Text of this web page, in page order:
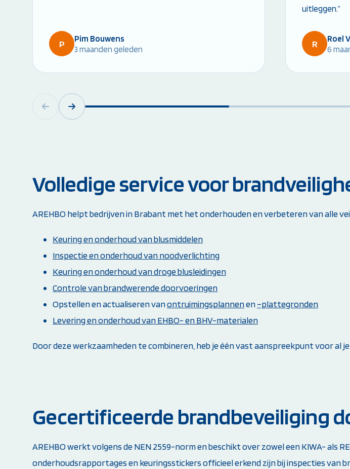
P
Pim Bouwens
3 maanden geleden
uitleggen.”
R
Roel
6
Volledige service voor
AREHBO helpt bedrijven in Brabant met het onderhouden en verbeteren van alle
Keuring en onderhoud van blusmiddelen
Inspectie en onderhoud van noodverlichting
Keuring en onderhoud van droge blusleidingen
Controle van brandwerende doorvoeringen
Opstellen en actualiseren vanontruimingsplannenen–plattegronden
Levering en onderhoud van EHBO- en BHV-materialen
Door deze werkzaamheden te combineren, heb je één vast aanspreekpunt voor al
Gecertificeerde brandbeveiliging
AREHBO werkt volgens de NEN 2559-norm en beschikt over zowel een KIWA- als
onderhoudsrapportages en keuringsstickers officieel erkend zijn bij inspecties van